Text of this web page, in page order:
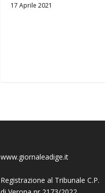
17 Aprile 2021
www.giornaleadige.it
Registrazione al Tribunale C.P.